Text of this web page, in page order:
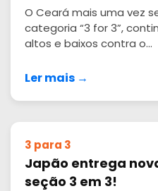
O Ceará mais uma vez
categoria “3 for 3”,
altos e baixos contra o...
Ler mais →
3 para 3
Japão entrega
seção 3 em 3!